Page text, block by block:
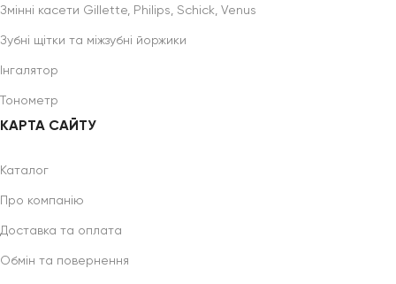
Змінні касети Gillette, Philips, Schick, Venus
Зубні щітки та міжзубні йоржики
Інгалятор
Тонометр
КАРТА САЙТУ
Каталог
Про компанію
Доставка та оплата
Обмін та повернення